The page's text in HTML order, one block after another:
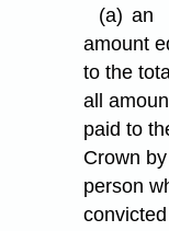
(a) an
amount
to the
all
paid to
Crown
person